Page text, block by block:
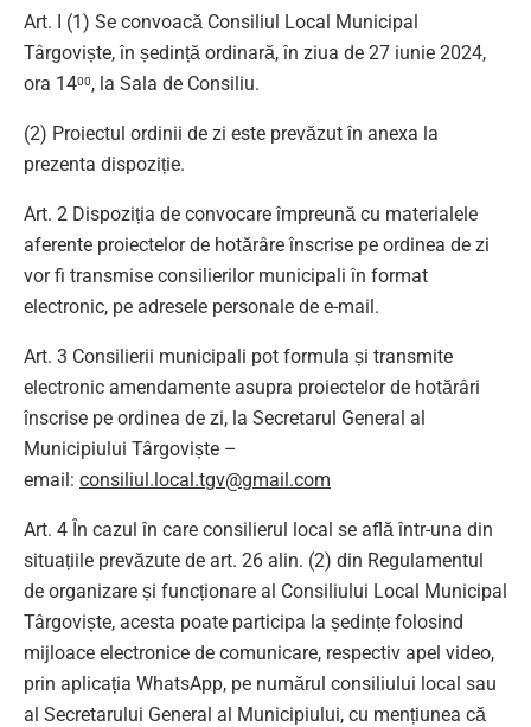
Art. I (1) Se convoacă Consiliul Local Municipal
Târgoviște, în ședință ordinară, în ziua de 27 iunie 2024,
ora 1400, la Sala de Consiliu.
(2) Proiectul ordinii de zi este prevăzut în anexa la
prezenta dispoziție.
Art. 2 Dispoziția de convocare împreună cu materialele
aferente proiectelor de hotărâre înscrise pe ordinea de zi
vor fi transmise consilierilor municipali în format
electronic, pe adresele personale de e-mail.
Art. 3 Consilierii municipali pot formula și transmite
electronic amendamente asupra proiectelor de hotărâri
înscrise pe ordinea de zi, la Secretarul General al
Municipiului Târgoviște –
email: consiliul.local.tgv@gmail.com
Art. 4 În cazul în care consilierul local se află într-una din
situațiile prevăzute de art. 26 alin. (2) din Regulamentul
de organizare și funcționare al Consiliului Local Municipal
Târgoviște, acesta poate participa la ședințe folosind
mijloace electronice de comunicare, respectiv apel video,
prin aplicația WhatsApp, pe numărul consiliului local sau
al Secretarului General al Municipiului, cu mențiunea că